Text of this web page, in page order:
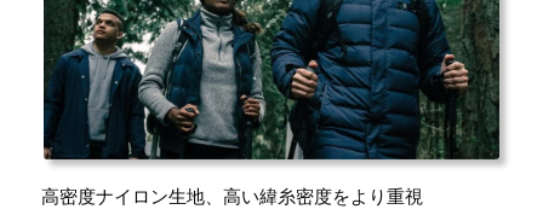
高密度ナイロン生地、高い緯糸密度をより重視